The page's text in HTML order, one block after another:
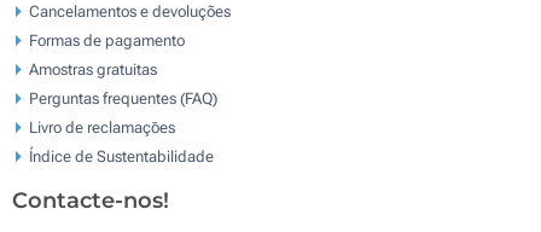
Cancelamentos e devoluções
Formas de pagamento
Amostras gratuitas
Perguntas frequentes (FAQ)
Livro de reclamaçōes
Índice de Sustentabilidade
Contacte-nos!